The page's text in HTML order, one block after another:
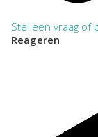
Stel een vraag of
Reageren